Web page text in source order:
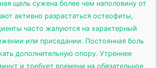
щель сужена более чем наполовину от
активно разрастаться остеофиты,
часто жалуются на характерный
или приседании. Постоянная боль
дополнительную опору. Утреннее
и требует времени на обязательное